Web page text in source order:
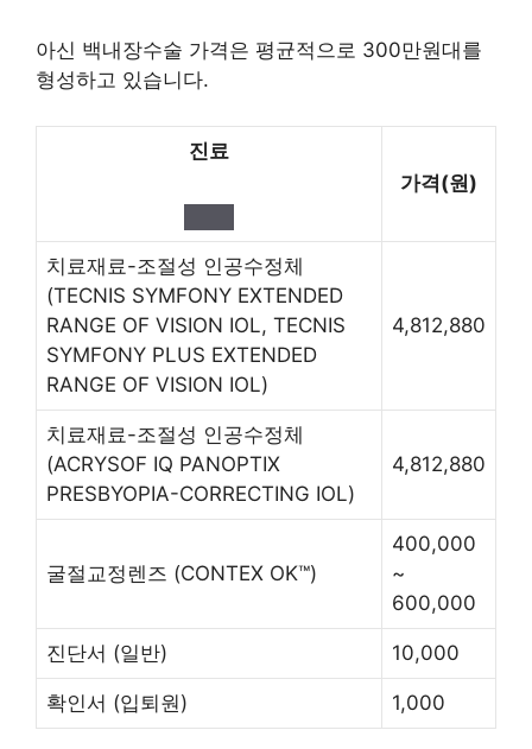
아신 백내장수술 가격은 평균적으로 300만원대를
형성하고 있습니다.
진료
가격(원)
치료재료-조절성 인공수정체
(TECNIS SYMFONY EXTENDED
RANGE OF VISION IOL, TECNIS
SYMFONY PLUS EXTENDED
RANGE OF VISION IOL)
4,812,880
치료재료-조절성 인공수정체
(ACRYSOF IQ PANOPTIX
PRESBYOPIA-CORRECTING IOL)
4,812,880
굴절교정렌즈 (CONTEX OK™)
400,000
~
600,000
진단서 (일반) 10,000
확인서 (입퇴원) 1,000